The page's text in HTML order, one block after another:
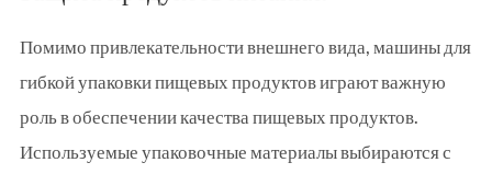
Помимо привлекательности внешнего вида, машины для
гибкой упаковки пищевых продуктов играют важную
роль в обеспечении качества пищевых продуктов.
Используемые упаковочные материалы выбираются с